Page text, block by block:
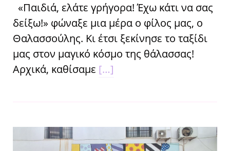
«Παιδιά, ελάτε γρήγορα! Έχω κάτι να σας
δείξω!» φώναξε μια μέρα ο φίλος μας, ο
Θαλασσούλης. Κι έτσι ξεκίνησε το ταξίδι
μας στον μαγικό κόσμο της θάλασσας!
Αρχικά, καθίσαμε […]